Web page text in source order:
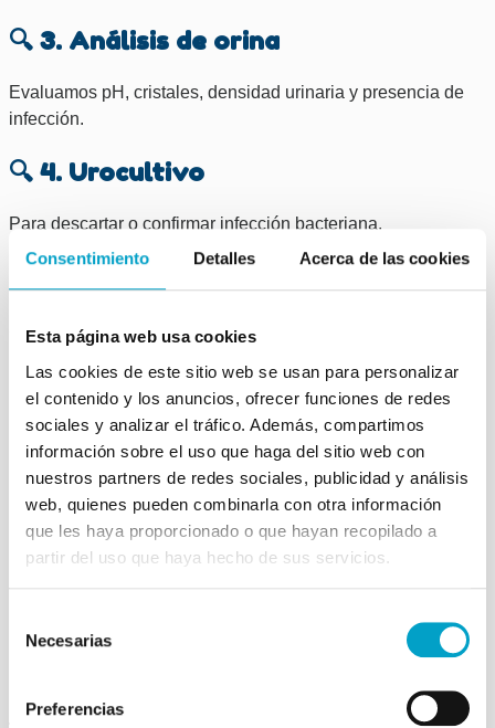
Consentimiento Detalles Acerca de las cookies
Esta página web usa cookies
Las cookies de este sitio web se usan para personalizar
el contenido y los anuncios, ofrecer funciones de redes
sociales y analizar el tráfico. Además, compartimos
información sobre el uso que haga del sitio web con
nuestros partners de redes sociales, publicidad y análisis
web, quienes pueden combinarla con otra información
que les haya proporcionado o que hayan recopilado a
partir del uso que haya hecho de sus servicios.
Necesarias
Preferencias
🔍 3. Análisis de orina
Evaluamos pH, cristales, densidad urinaria y presencia de
infección.
🔍 4. Urocultivo
Para descartar o confirmar infección bacteriana.
Si se extrae, su composición nos ayuda a prevenir futuras